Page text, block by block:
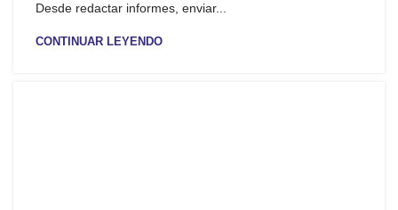
Desde redactar informes, enviar...
CONTINUAR LEYENDO